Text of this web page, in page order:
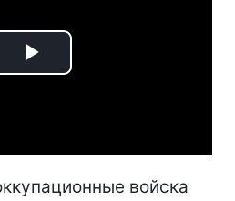
Play
войска